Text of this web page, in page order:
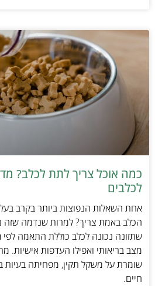
כמה אוכל צריך לתת לכלב?
לכלבים
אחת השאלות הנפוצות ביותר בקרב
הכלב באמת צריך? למרות שנדמה
שתזונה נכונה לכלב כוללת התאמה לפי
מצב בריאותי ואפילו העדפות אישיות.
שומרת על משקל תקין, מפחיתה בעיות
חיים.